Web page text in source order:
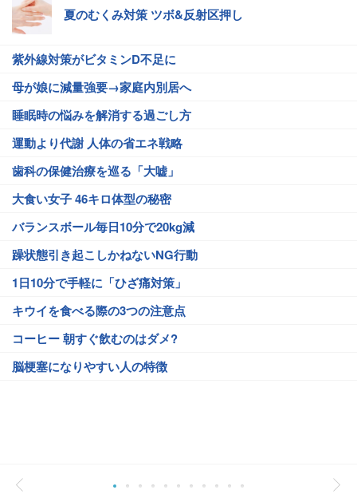
夏のむくみ対策 ツボ&反射区押し
紫外線対策がビタミンD不足に
母が娘に減量強要→家庭内別居へ
睡眠時の悩みを解消する過ごし方
運動より代謝 人体の省エネ戦略
歯科の保健治療を巡る「大嘘」
大食い女子 46キロ体型の秘密
バランスボール毎日10分で20kg減
躁状態引き起こしかねないNG行動
1日10分で手軽に「ひざ痛対策」
キウイを食べる際の3つの注意点
コーヒー 朝すぐ飲むのはダメ?
脳梗塞になりやすい人の特徴